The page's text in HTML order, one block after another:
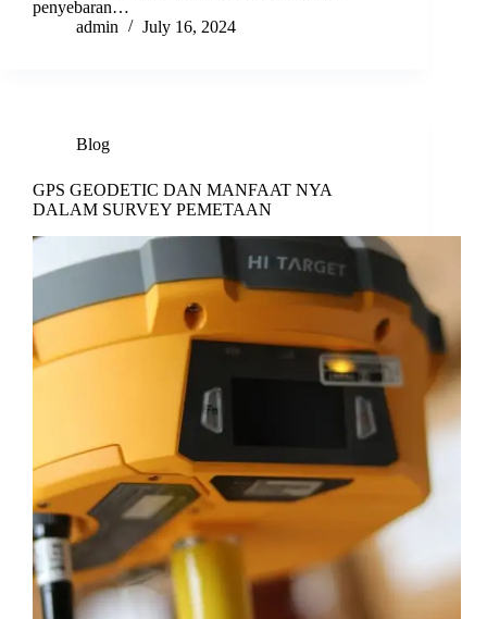
penyebaran…
admin
July 16, 2024
Blog
GPS GEODETIC DAN MANFAAT NYA
DALAM SURVEY PEMETAAN